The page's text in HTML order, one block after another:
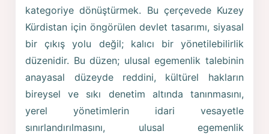
kategoriye dönüştürmek. Bu çerçevede Kuzey
Kürdistan için öngörülen devlet tasarımı, siyasal
bir çıkış yolu değil; kalıcı bir yönetilebilirlik
düzenidir. Bu düzen; ulusal egemenlik talebinin
anayasal düzeyde reddini, kültürel hakların
bireysel ve sıkı denetim altında tanınmasını,
yerel yönetimlerin idari vesayetle
sınırlandırılmasını, ulusal egemenlik